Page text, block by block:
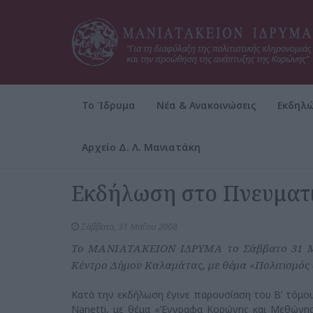
Το Ίδρυμα Νέα & Ανακοινώσεις
Αρχείο Δ. Λ. Μανιατάκη
Εκδήλωση στο
Το ΜΑΝΙΑΤΑΚΕΙΟΝ ΙΔΡΥΜΑ το Σάββατο 31
Κέντρο Δήμου Καλαμάτας, με θέμα «Πολιτισμός
Κατά την εκδήλωση έγινε παρουσίαση του Β’
Nanetti, με θέμα «Έγγραφα Κορώνης και